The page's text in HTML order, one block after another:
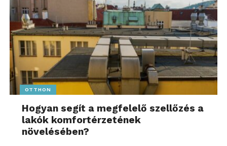
OTTHON
Hogyan segít a megfelelő szellőzés a
lakók komfortérzetének
növelésében?